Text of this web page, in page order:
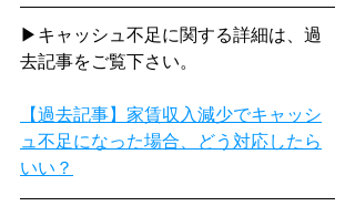
▶キャッシュ不足に関する詳細は、過
去記事をご覧下さい。
【過去記事】家賃収入減少でキャッシ
ュ不足になった場合、どう対応したら
いい？